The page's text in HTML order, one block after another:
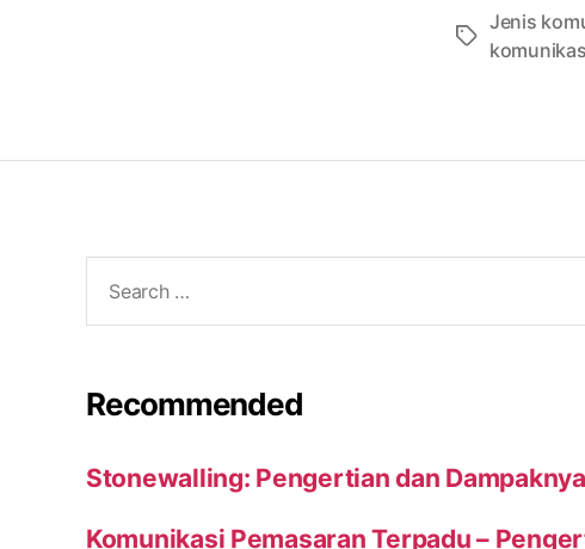
Tags
Jenis
for:
Recommended
Stonewalling: Pengertian dan Dampaknya
Komunikasi Pemasaran Terpadu –